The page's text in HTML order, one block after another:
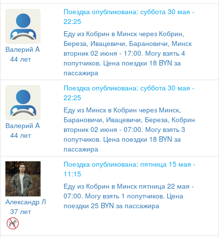
Валерий A
44 лет
Поездка опубликована: суббота 30 мая -
22:25
Еду из Кобрин в Минск через Кобрин,
Береза, Ивацевичи, Барановичи, Минск
вторник 02 июня - 17:00. Могу взять 4
попутчиков. Цена поездки 18 BYN за
пассажира
Валерий A
44 лет
Поездка опубликована: суббота 30 мая -
22:25
Еду из Минск в Кобрин через Минск,
Барановичи, Ивацевичи, Береза, Кобрин
вторник 02 июня - 07:00. Могу взять 3
попутчиков. Цена поездки 18 BYN за
пассажира
Александр Л
37 лет
Поездка опубликована: пятница 15 мая -
11:15
Еду из Кобрин в Минск пятница 22 мая -
07:00. Могу взять 1 попутчиков. Цена
поездки 25 BYN за пассажира